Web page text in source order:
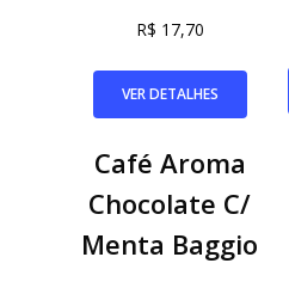
R$ 17,70
VER DETALHES
Café Aroma
Chocolate C/
Menta Baggio